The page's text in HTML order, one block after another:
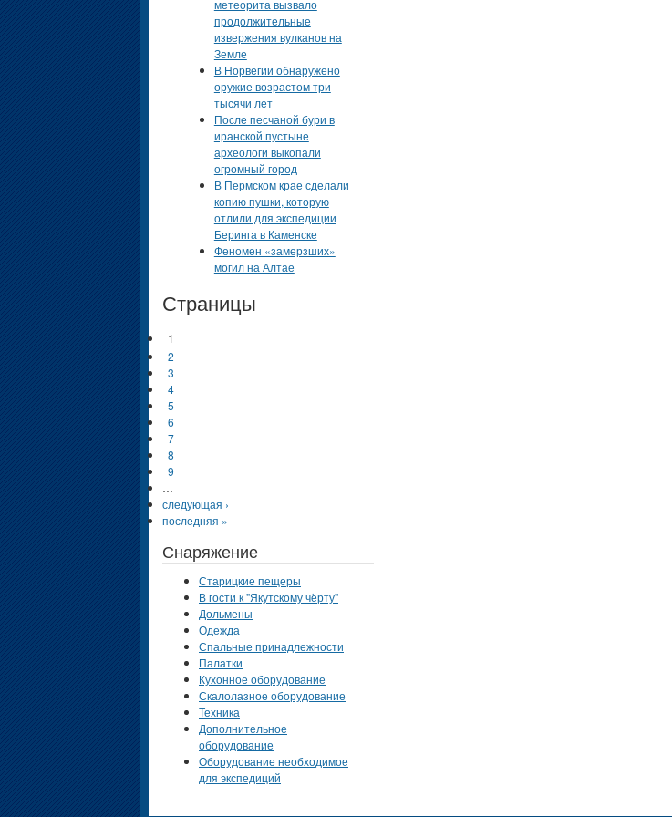
метеорита вызвало
продолжительные
извержения вулканов на
Земле
В Норвегии обнаружено
оружие возрастом три
тысячи лет
После песчаной бури в
иранской пустыне
археологи выкопали
огромный город
В Пермском крае сделали
копию пушки, которую
отлили для экспедиции
Беринга в Каменске
Феномен «замерзших»
могил на Алтае
Страницы
1
2
3
4
5
6
7
8
9
…
следующая ›
последняя »
Снаряжение
Старицкие пещеры
В гости к "Якутскому чёрту"
Дольмены
Одежда
Спальные принадлежности
Палатки
Кухонное оборудование
Скалолазное оборудование
Техника
Дополнительное
оборудование
Оборудование необходимое
для экспедиций